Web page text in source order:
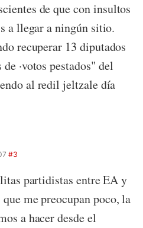
de que con insultos
a llegar a ningún sitio.
recuperar 13 diputados
·votos pestados" del
al redil jeltzale día
#3
partidistas entre EA y
me preocupan poco, la
a hacer desde el